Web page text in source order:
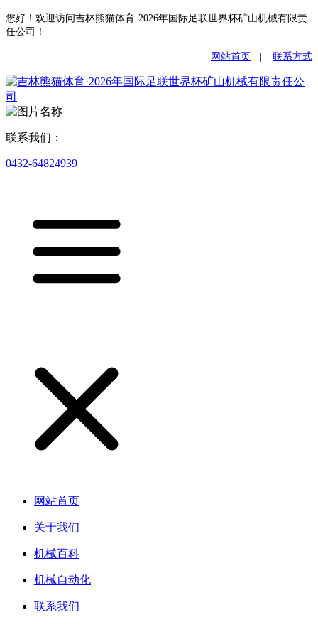
您好！欢迎访问吉林熊猫体育·2026年国际足联世界杯矿山机械有限责
任公司！
网站首页 联系方式
联系我们：
0432-64824939
网站首页
关于我们
机械百科
机械自动化
联系我们